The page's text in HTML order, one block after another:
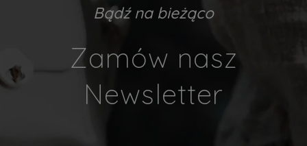
Bądź na bieżąco
Zamów nasz
Newsletter